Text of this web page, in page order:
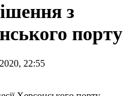
з
порту
22:55